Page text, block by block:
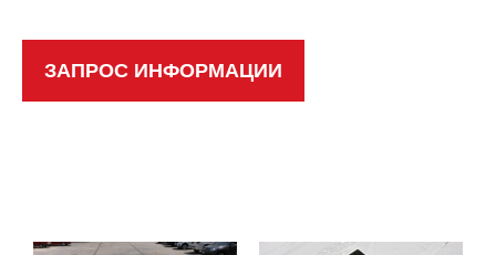
ЗАПРОС ИНФОРМАЦИИ